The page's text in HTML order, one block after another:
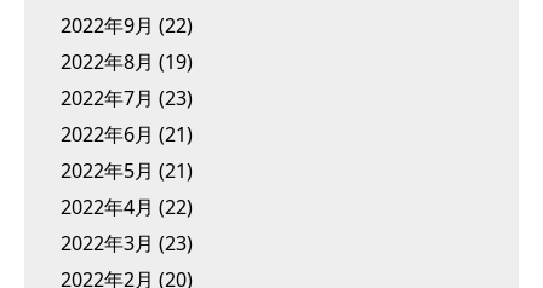
2022年9月 (22)
2022年8月 (19)
2022年7月 (23)
2022年6月 (21)
2022年5月 (21)
2022年4月 (22)
2022年3月 (23)
2022年2月 (20)